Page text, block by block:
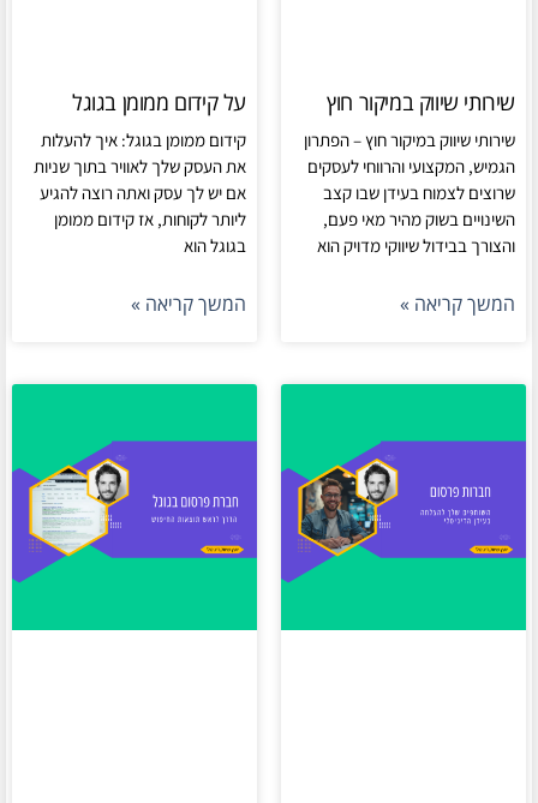
שירותי שיווק במיקור חוץ
שירותי שיווק במיקור חוץ – הפתרון
הגמיש, המקצועי והרווחי לעסקים
שרוצים לצמוח בעידן שבו קצב
השינויים בשוק מהיר מאי פעם,
והצורך בבידול שיווקי מדויק הוא
המשך קריאה »
על קידום ממומן בגוגל
קידום ממומן בגוגל: איך להעלות
את העסק שלך לאוויר בתוך שניות
אם יש לך עסק ואתה רוצה להגיע
ליותר לקוחות, אז קידום ממומן
בגוגל הוא
המשך קריאה »